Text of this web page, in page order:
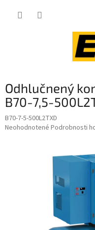
Odhlučnený
B70-7,5-
B70-7-5-500L2TXD
Priemerné
Neohodnotené Podrobnosti